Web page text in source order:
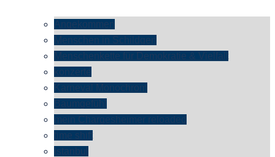
Angekommen
Menschen in Schildgen
Menschenkette für Demokratie & Vielfalt
konzerte
Karneval Monochrom
Baumgefühl
mein Chargesheimer reloaded
time shift
Istanbul